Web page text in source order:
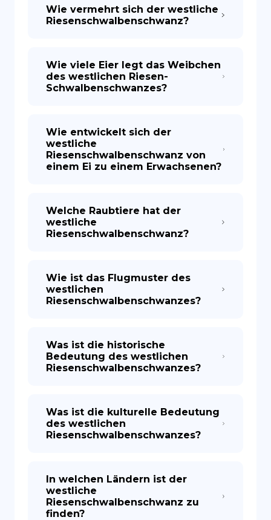
Wie vermehrt sich der westliche
Riesenschwalbenschwanz?
Wie viele Eier legt das Weibchen
des westlichen Riesen-
Schwalbenschwanzes?
Wie entwickelt sich der
westliche
Riesenschwalbenschwanz von
einem Ei zu einem Erwachsenen?
Welche Raubtiere hat der
westliche
Riesenschwalbenschwanz?
Wie ist das Flugmuster des
westlichen
Riesenschwalbenschwanzes?
Was ist die historische
Bedeutung des westlichen
Riesenschwalbenschwanzes?
Was ist die kulturelle Bedeutung
des westlichen
Riesenschwalbenschwanzes?
In welchen Ländern ist der
westliche
Riesenschwalbenschwanz zu
finden?